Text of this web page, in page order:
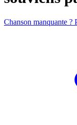
Chanson manquante ?